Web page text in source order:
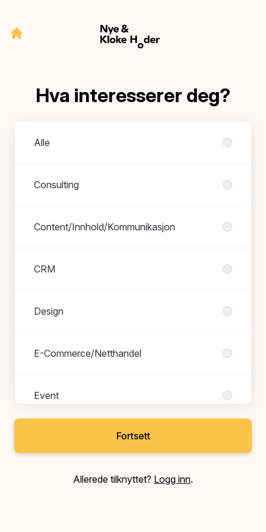
Hva interesserer deg?
Alle
Consulting
Content/Innhold/Kommunikasjon
CRM
Design
E-Commerce/Netthandel
Event
Innkjøp og salg
Fortsett
Allerede tilknyttet? Logg inn.